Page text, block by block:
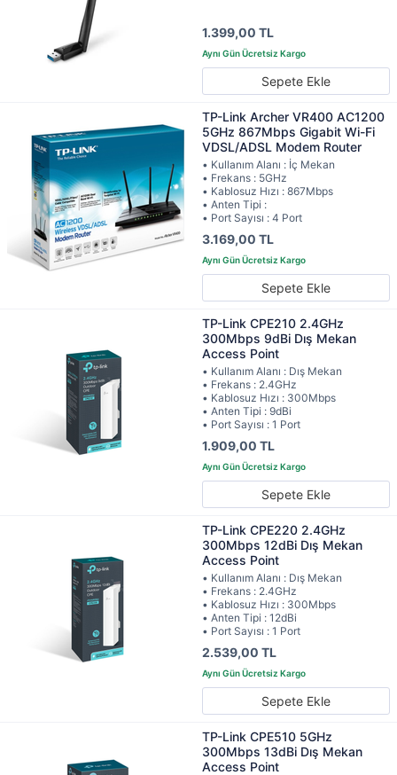
1.399,00 TL
Sepete Ekle
TP-Link Archer VR400 AC1200
5GHz 867Mbps Gigabit Wi-Fi
VDSL/ADSL Modem Router
• Kullanım Alanı : İç Mekan
• Frekans : 5GHz
• Kablosuz Hızı : 867Mbps
• Anten Tipi :
• Port Sayısı : 4 Port
3.169,00 TL
Sepete Ekle
TP-Link CPE210 2.4GHz
300Mbps 9dBi Dış Mekan
Access Point
• Kullanım Alanı : Dış Mekan
• Frekans : 2.4GHz
• Kablosuz Hızı : 300Mbps
• Anten Tipi : 9dBi
• Port Sayısı : 1 Port
1.909,00 TL
Sepete Ekle
TP-Link CPE220 2.4GHz
300Mbps 12dBi Dış Mekan
Access Point
• Kullanım Alanı : Dış Mekan
• Frekans : 2.4GHz
• Kablosuz Hızı : 300Mbps
• Anten Tipi : 12dBi
• Port Sayısı : 1 Port
2.539,00 TL
Sepete Ekle
TP-Link CPE510 5GHz
300Mbps 13dBi Dış Mekan
Access Point